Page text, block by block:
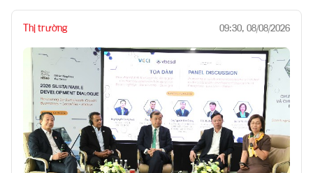
Thị trường 09:30, 08/08/2026